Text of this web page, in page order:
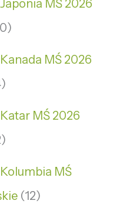
MŚ 2026
MŚ 2026
MŚ 2026
MŚ
12